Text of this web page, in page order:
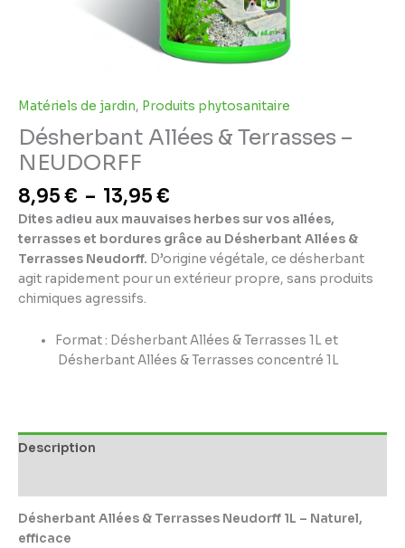
Matériels de jardin, Produits phytosanitaire
Désherbant Allées & Terrasses –
NEUDORFF
8,95€ – 13,95€
Dites adieu aux mauvaises herbes sur vos allées,
terrasses et bordures grâce au Désherbant Allées &
Terrasses Neudorff. D’origine végétale, ce désherbant
agit rapidement pour un extérieur propre, sans produits
chimiques agressifs.
Format : Désherbant Allées & Terrasses 1L et
Désherbant Allées & Terrasses concentré 1L
Description
Désherbant Allées & Terrasses Neudorff 1L – Naturel,
efficace